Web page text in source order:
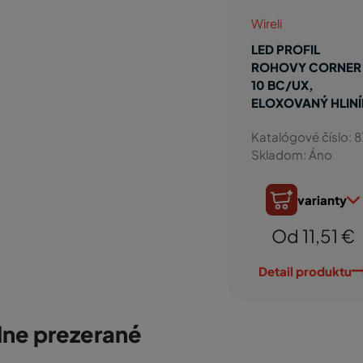
Wireli
LED PROFIL
ROHOVY CORNER
10 BC/UX,
ELOXOVANÝ
Katalógové číslo:
Skladom: Áno
varianty
Od 11,51 €
Detail produktu
prezerané